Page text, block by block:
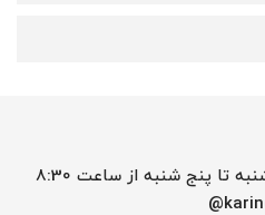
ساعت کار فروشگاه حضوری : شنبه تا پنج شنبه از ساعت 8:30